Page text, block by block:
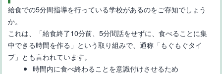
給食での5分間指導を行っている学校があるのをご存知でしょう
か。
これは、「給食終了10分前、5分間話をせずに、食べることに集
中できる時間を作る」という取り組みで、通称「もぐもぐタイ
プ」とも言われています。
時間内に食べ終わることを意識付けさせるため